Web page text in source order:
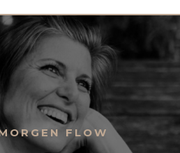
FLOW